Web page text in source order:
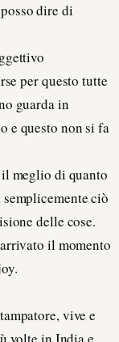
dire di
per questo tutte
guarda in
e questo non si fa
meglio di quanto
ciò
delle cose.
il momento
vive e